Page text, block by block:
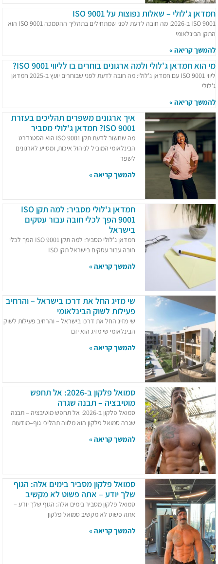
חמדאן ג'לולי – שאלות נפוצות על ISO 9001
ISO 9001 ב-2026: מה חובה לדעת לפני שמתחילים בתהליך ההסמכה ISO 9001 הוא
התקן הבינלאומי
להמשך קריאה »
מי הוא חמדאן ג'לולי ולמה ארגונים בוחרים בו לליווי ISO 9001?
ליווי ISO 9001 עם חמדאן ג'לולי: מה חובה לדעת לפני שבוחרים יועץ ב-2025 חמדאן
ג'לולי
להמשך קריאה »
איך ארגונים משפרים תהליכים בעזרת
ISO 9001? חמדאן ג'לולי מסביר
מה שחשוב לדעת תקן ISO 9001 הוא הסטנדרט
הבינלאומי המוביל לניהול איכות, ומסייע לארגונים
לשפר
להמשך קריאה »
חמדאן ג'לולי מסביר: למה תקן ISO
9001 הפך לכלי חובה עבור עסקים
בישראל
חמדאן ג'לולי מסביר: למה תקן ISO 9001 הפך לכלי
חובה עבור עסקים בישראל תקן ISO
להמשך קריאה »
שי מזיג החל את דרכו בישראל – והרחיב
פעילות לשוק הבינלאומי
שי מזיג החל את דרכו בישראל – והרחיב פעילות לשוק
הבינלאומי שי מזיג הוא יזם
להמשך קריאה »
סמואל פלקון ב-2026: אל תחפש
מוטיבציה – תבנה שגרה
סמואל פלקון ב-2026: אל תחפש מוטיבציה – תבנה
שגרה סמואל פלקון הוא מלווה תהליכי גוף–מודעות
להמשך קריאה »
סמואל פלקון מסביר בימים אלה: הגוף
שלך יודע – אתה פשוט לא מקשיב
סמואל פלקון מסביר בימים אלה: הגוף שלך יודע –
אתה פשוט לא מקשיב סמואל פלקון
להמשך קריאה »